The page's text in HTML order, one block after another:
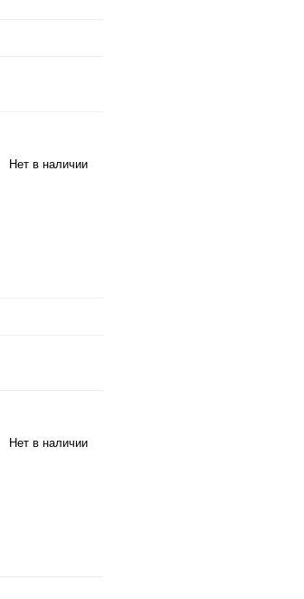
Нет в наличии
Нет в наличии